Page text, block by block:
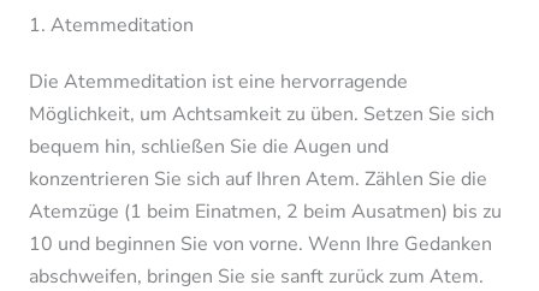
1. Atemmeditation
Die Atemmeditation ist eine hervorragende
Möglichkeit, um Achtsamkeit zu üben. Setzen Sie sich
bequem hin, schließen Sie die Augen und
konzentrieren Sie sich auf Ihren Atem. Zählen Sie die
Atemzüge (1 beim Einatmen, 2 beim Ausatmen) bis zu
10 und beginnen Sie von vorne. Wenn Ihre Gedanken
abschweifen, bringen Sie sie sanft zurück zum Atem.